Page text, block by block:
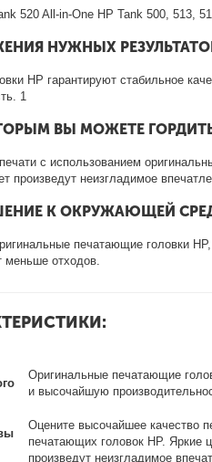
520 All-in-One HP Tank 500, 513,
НУЖНЫХ
HP гарантируют стабильное
1
ВЫ МОЖЕТЕ
с использованием
произведут неизгладимое
К ОКРУЖАЮЩЕЙ
печатающие головки
меньшеотходов.
Оригинальные печатающие
и высочайшую
Оцените высочайшее качество
печатающих головок HP. Яркие
произведут неизгладимое